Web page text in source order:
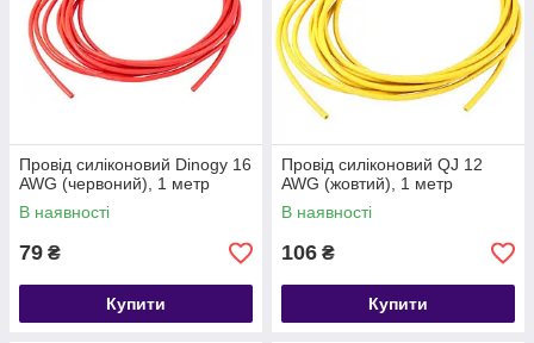
Провід силіконовий Dinogy 16
AWG (червоний), 1 метр
В наявності
79 ₴
Купити
Провід силіконовий QJ 12
AWG (жовтий), 1 метр
В наявності
106 ₴
Купити